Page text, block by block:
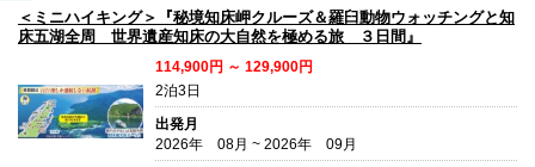
＜ミニハイキング＞『秘境知床岬クルーズ＆羅臼動物ウォッチングと知
床五湖全周 世界遺産知床の大自然を極める旅 ３日間』
114,900円 ～ 129,900円
2泊3日
出発月
2026年 08月 ~ 2026年 09月